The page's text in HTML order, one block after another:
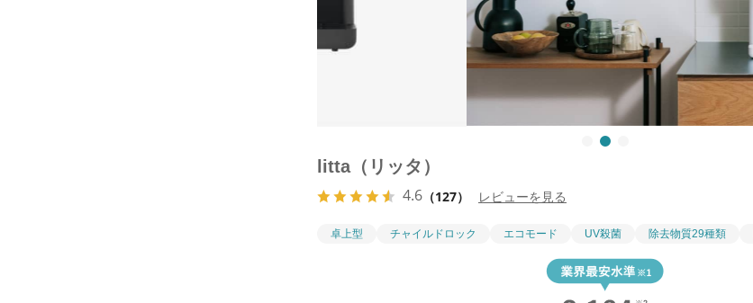
litta（リッタ）
4.6 （127） レビューを見る
卓上型 チャイルドロック エコモード UV殺菌 除去物質29種類